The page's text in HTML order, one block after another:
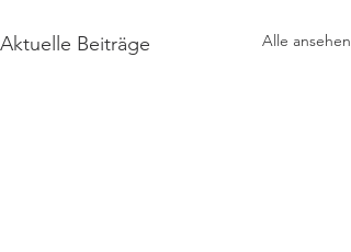
Aktuelle Beiträge Alle ansehen